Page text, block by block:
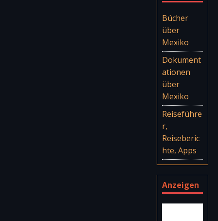
Bücher
über
Mexiko
Dokument
ationen
über
Mexiko
Reiseführe
r,
Reiseberic
hte, Apps
Anzeigen